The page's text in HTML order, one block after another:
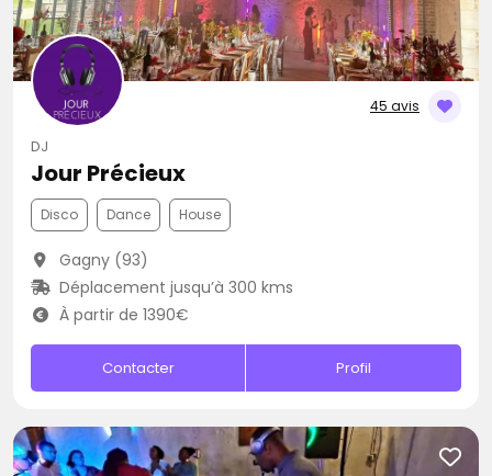
45 avis
DJ
Jour Précieux
Disco Dance House
Gagny (93)
Déplacement jusqu’à 300 kms
À partir de 1390€
Contacter Profil